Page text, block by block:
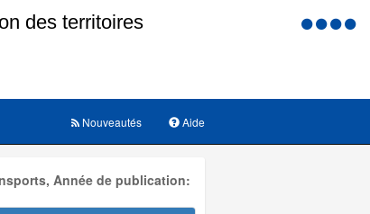
Menu
Aide
Nouveautés
Année de publication: